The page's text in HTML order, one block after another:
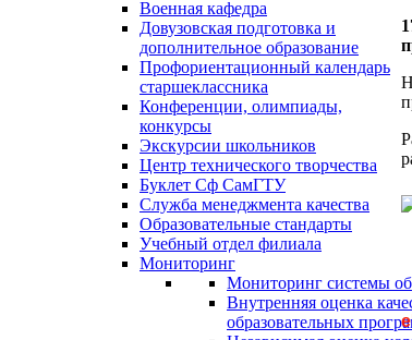
Военная кафедра
Довузовская подготовка и
дополнительное образование
Профориентационный календарь
старшеклассника
Конференции, олимпиады,
конкурсы
Экскурсии школьников
Центр технического творчества
Буклет Сф СамГТУ
Служба менеджмента качества
Образовательные стандарты
Учебный отдел филиала
Мониторинг
Мониторинг системы
Внутренняя оценка
образовательных